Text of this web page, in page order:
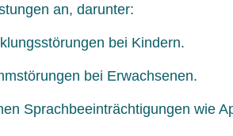
an, darunter:
bei Kindern.
bei Erwachsenen.
Sprachbeeinträchtigungen wie